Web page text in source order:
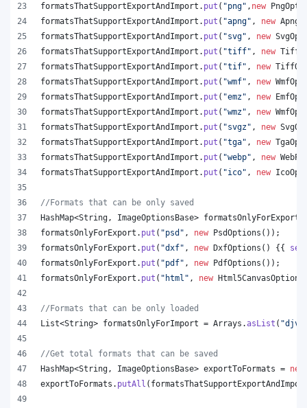
formatsThatSupportExportAndImport . put ( "png" , new
formatsThatSupportExportAndImport . put ( "apng" , new
formatsThatSupportExportAndImport . put ( "svg" , new
formatsThatSupportExportAndImport . put ( "tiff" , new
formatsThatSupportExportAndImport . put ( "tif" , new
formatsThatSupportExportAndImport . put ( "wmf" , new
formatsThatSupportExportAndImport . put ( "emz" , new
formatsThatSupportExportAndImport . put ( "wmz" , new
formatsThatSupportExportAndImport . put ( "svgz" , new
formatsThatSupportExportAndImport . put ( "tga" , new
formatsThatSupportExportAndImport . put ( "webp" , new
formatsThatSupportExportAndImport . put ( "ico" , new
//Formats that can be only saved
HashMap<String , ImageOptionsBase> formatsOnlyForExport
formatsOnlyForExport . put ( "psd" , new PsdOptions ());
formatsOnlyForExport . put ( "dxf" , new DxfOptions () {{
formatsOnlyForExport . put ( "pdf" , new PdfOptions ());
formatsOnlyForExport . put ( "html" , new Html5CanvasOptions
//Formats that can be only loaded
List<String> formatsOnlyForImport = Arrays .asList (
//Get total formats that can be saved
HashMap<String , ImageOptionsBase> exportToFormats = new
exportToFormats . putAll (